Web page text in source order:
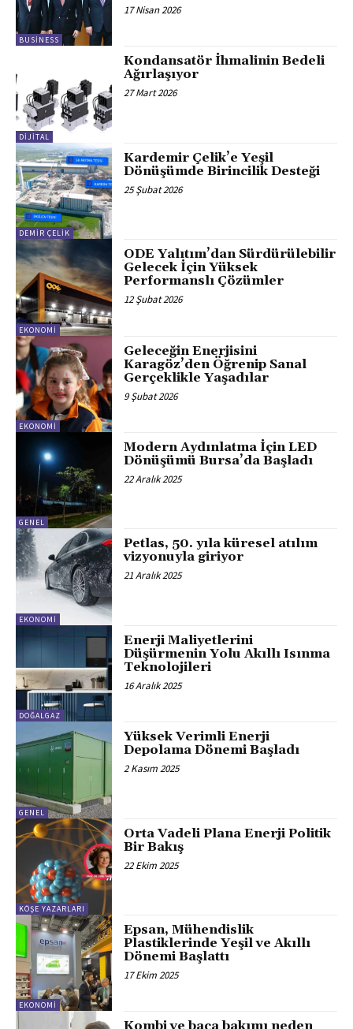
BUSINESS
17 Nisan 2026
DİJİTAL
Kondansatör İhmalinin Bedeli
Ağırlaşıyor
27 Mart 2026
DEMİR ÇELİK
Kardemir Çelik’e Yeşil
Dönüşümde Birincilik Desteği
25 Şubat 2026
EKONOMI
ODE Yalıtım’dan Sürdürülebilir
Gelecek İçin Yüksek
Performanslı Çözümler
12 Şubat 2026
EKONOMI
Geleceğin Enerjisini
Karagöz’den Öğrenip Sanal
Gerçeklikle Yaşadılar
9 Şubat 2026
GENEL
Modern Aydınlatma İçin LED
Dönüşümü Bursa’da Başladı
22 Aralık 2025
EKONOMI
Petlas, 50. yıla küresel atılım
vizyonuyla giriyor
21 Aralık 2025
DOĞALGAZ
Enerji Maliyetlerini
Düşürmenin Yolu Akıllı Isınma
Teknolojileri
16 Aralık 2025
GENEL
Yüksek Verimli Enerji
Depolama Dönemi Başladı
2 Kasım 2025
KÖŞE YAZARLARI
Orta Vadeli Plana Enerji Politik
Bir Bakış
22 Ekim 2025
EKONOMI
Epsan, Mühendislik
Plastiklerinde Yeşil ve Akıllı
Dönemi Başlattı
17 Ekim 2025